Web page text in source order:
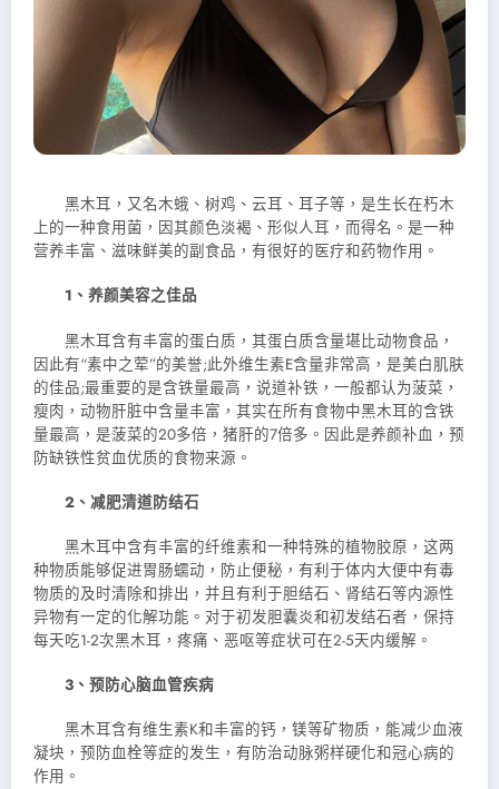
黑木耳，又名木蛾、树鸡、云耳、耳子等，是生长在朽木
上的一种食用菌，因其颜色淡褐、形似人耳，而得名。是一种
营养丰富、滋味鲜美的副食品，有很好的医疗和药物作用。
1、养颜美容之佳品
黑木耳含有丰富的蛋白质，其蛋白质含量堪比动物食品，
因此有“素中之荤”的美誉;此外维生素E含量非常高，是美白肌肤
的佳品;最重要的是含铁量最高，说道补铁，一般都认为菠菜，
瘦肉，动物肝脏中含量丰富，其实在所有食物中黑木耳的含铁
量最高，是菠菜的20多倍，猪肝的7倍多。因此是养颜补血 ，预
防缺铁性贫血优质的食物来源。
2、减肥清道防结石
黑木耳中含有丰富的纤维素和一种特殊的植物胶原，这两
种物质能够促进胃肠蠕动，防止便秘，有利于体内大便中有毒
物质的及时清除和排出，并且有利于胆结石、肾结石等内源性
异物有一定的化解功能。对于初发胆囊炎和初发结石者，保持
每天吃1-2次黑木耳，疼痛、恶呕等症状可在2-5天内缓解。
3、预防心脑血管疾病
黑木耳含有维生素K和丰富的钙，镁等矿物质，能减少血液
凝块，预防血栓等症的发生，有防治动脉粥样硬化和冠心病的
作用。